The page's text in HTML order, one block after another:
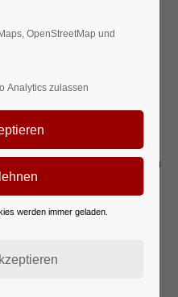
an sieben
drei Mahlzeiten. Alle
nach Anmeldung beim
Die Cafeteria versorgt
5 und 6 im
Vielfaltmenü
OpenStreetMap und
Analytics zulassen
werden immer geladen.